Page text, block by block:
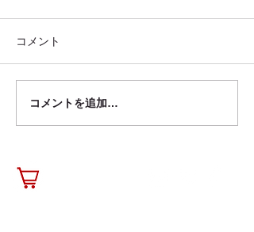
東京都セーフティグッズ
フェアに出品します
コメント
コメントを追加…